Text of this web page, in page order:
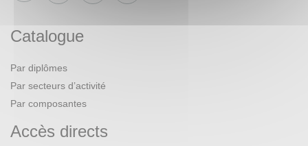
Catalogue
Par diplômes
Par secteurs d’activité
Par composantes
Accès directs